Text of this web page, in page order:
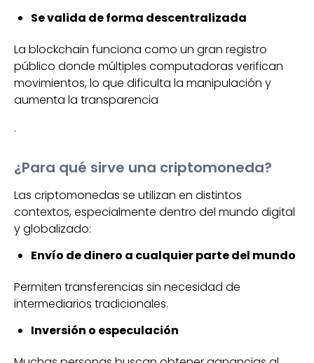
Se valida de forma descentralizada
La blockchain funciona como un gran registro
público donde múltiples computadoras verifican
movimientos, lo que dificulta la manipulación y
aumenta la transparencia
.
¿Para qué sirve una criptomoneda?
Las criptomonedas se utilizan en distintos
contextos, especialmente dentro del mundo digital
y globalizado:
Envío de dinero a cualquier parte del mundo
Permiten transferencias sin necesidad de
intermediarios tradicionales.
Inversión o especulación